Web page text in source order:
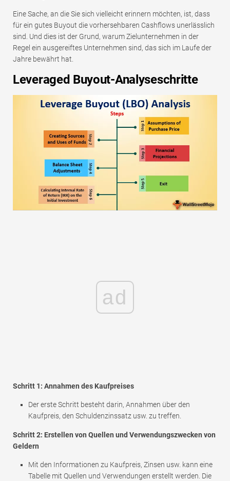
Eine Sache, an die Sie sich vielleicht erinnern möchten, ist, dass
für ein gutes Buyout die vorhersehbaren Cashflows unerlässlich
sind. Und dies ist der Grund, warum Zielunternehmen in der
Regel ein ausgereiftes Unternehmen sind, das sich im Laufe der
Jahre bewährt hat.
Leveraged Buyout-Analyseschritte
ad
Schritt 1: Annahmen des Kaufpreises
Der erste Schritt besteht darin, Annahmen über den
Kaufpreis, den Schuldenzinssatz usw. zu treffen.
Schritt 2: Erstellen von Quellen und Verwendungszwecken von
Geldern
Mit den Informationen zu Kaufpreis, Zinsen usw. kann eine
Tabelle mit Quellen und Verwendungen erstellt werden. Die